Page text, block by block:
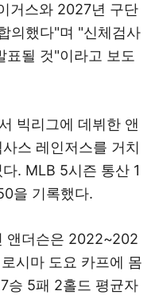
거스와 2027년 구단
의했다"며 "신체검사
표될 것"이라고 보도
빅리그에 데뷔한 앤
스 레인저스를 거치
. MLB 5시즌 통산 1
을 기록했다.
앤더슨은 2022~202
시마 도요 카프에 몸
승 5패 2홀드 평균자